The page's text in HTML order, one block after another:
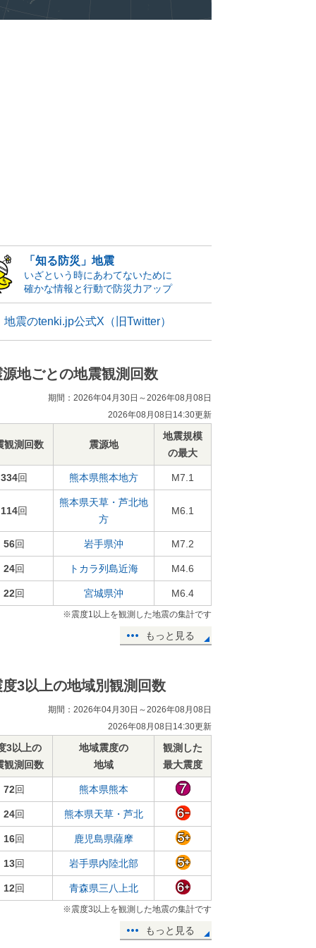
「知る防災」地震
いざという時にあわてないために
確かな情報と行動で防災力アップ
地震のtenki.jp公式X（旧Twitter）
源地ごとの地震観測回数
期間：2026年04月30日～2026年08月08日
2026年08月08日14:30更新
観測回数 震源地
地震規模
の最大
334回 熊本県熊本地方 M7.1
114回
熊本県天草・芦北地
方
M6.1
56回 岩手県沖 M7.2
24回 トカラ列島近海 M4.6
22回 宮城県沖 M6.4
※震度1以上を観測した地震の集計です
もっと見る
度3以上の地域別観測回数
期間：2026年04月30日～2026年08月08日
2026年08月08日14:30更新
3以上の
観測回数
地域震度の
地域
観測した
最大震度
72回 熊本県熊本
24回 熊本県天草・芦北
16回 鹿児島県薩摩
13回 岩手県内陸北部
12回 青森県三八上北
※震度3以上を観測した地震の集計です
もっと見る